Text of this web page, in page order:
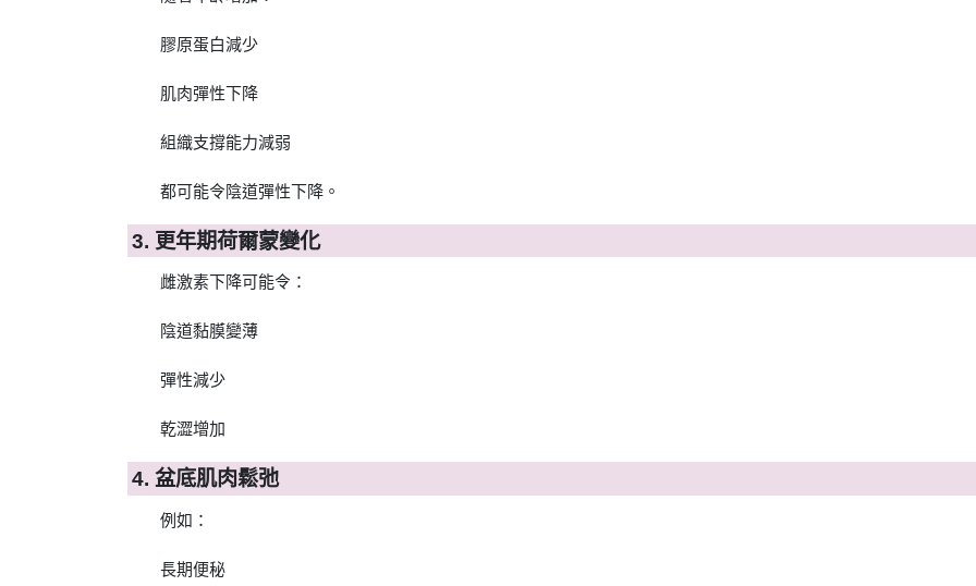
膠原蛋白減少
肌肉彈性下降
組織支撐能力減弱
都可能令陰道彈性下降。
3. 更年期荷爾蒙變化
雌激素下降可能令：
陰道黏膜變薄
彈性減少
乾澀增加
4. 盆底肌肉鬆弛
例如：
長期便秘